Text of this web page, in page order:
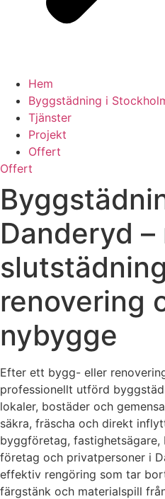
Hem
Byggstädning i
Tjänster
Projekt
Offert
Offert
Danderyd
renovering
nybygge
Efter ett bygg- eller
professionellt utförd
lokaler, bostäder och
säkra, fräscha och direkt
byggföretag, fastighetsägare,
företag och privatpersoner i
effektiv rengöring som tar
färgstänk och materialspill